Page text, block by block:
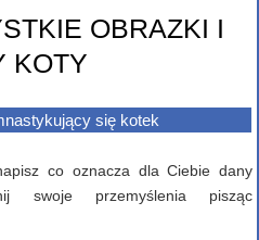
OBRAZKI I
KOTY
się kotek
co oznacza dla Ciebie dany
swoje przemyślenia pisząc